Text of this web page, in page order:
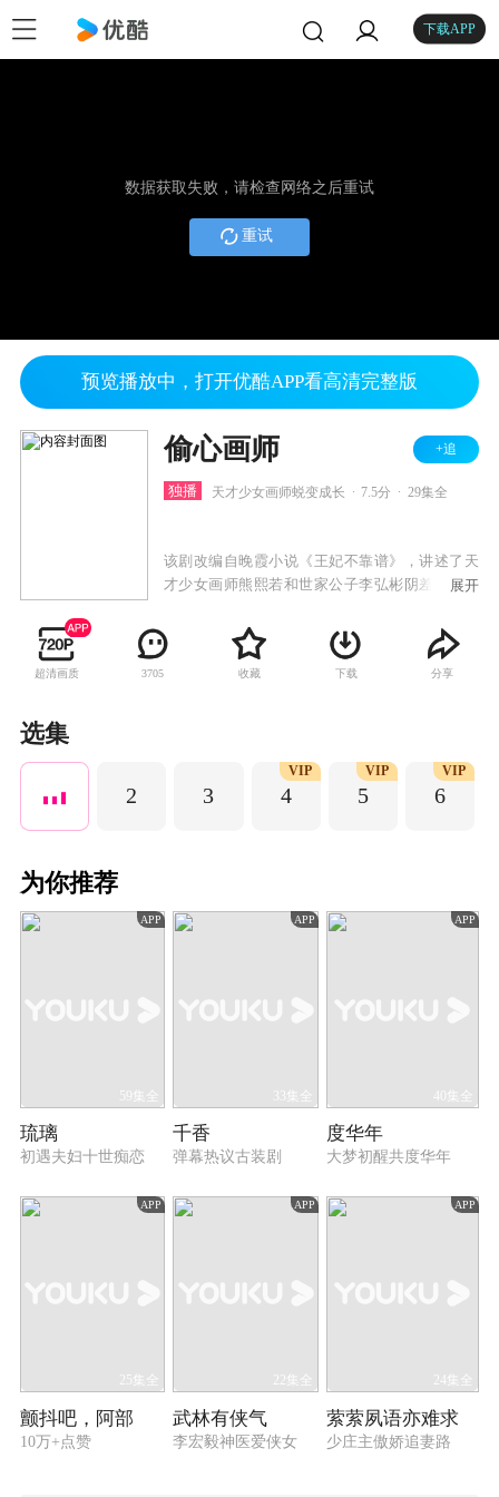
下载APP
数据获取失败，请检查网络之后重试
重试
预览播放中，打开优酷APP看高清完整版
偷心画师 +追
独播 天才少女画师蜕变成长 7.5分 29集全
该剧改编自晚霞小说《王妃不靠谱》，讲述了天
才少女画师熊熙若和世家公子李弘彬阴差阳错结
庭危机的同时彼此倾心，成为齐首并肩“真伉
俪”的故事。
展开
超清画质 3705 收藏 下载 分享
选集
2 3 4
VIP
5
VIP
6
VIP
为你推荐
APP
59集全
琉璃
初遇夫妇十世痴恋
APP
33集全
千香
弹幕热议古装剧
APP
40集全
度华年
大梦初醒共度华年
APP
25集全
颤抖吧，阿部
10万+点赞
APP
22集全
武林有侠气
李宏毅神医爱侠女
APP
24集全
萦萦夙语亦难求
少庄主傲娇追妻路